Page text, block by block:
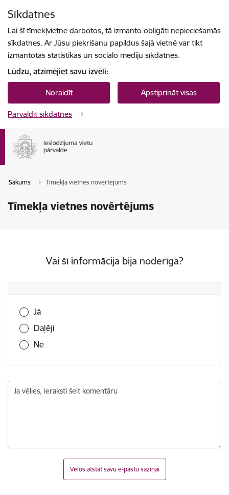
Sīkdatnes
Lai šī tīmekļvietne darbotos, tā izmanto obligāti nepieciešamās
sīkdatnes. Ar Jūsu piekrišanu papildus šajā vietnē var tikt
izmantotas statistikas un sociālo mediju sīkdatnes.
Lūdzu, atzīmējiet savu izvēli:
Noraidīt Apstiprināt visas
Pārvaldīt sīkdatnes
Sākums Tīmekļa vietnes novērtējums
Tīmekļa vietnes novērtējums
Vai šī informācija bija noderīga?
Vai šī informācija bija noderīga?
Jā
Daļēji
Nē
Ja vēlies, ieraksti šeit komentāru
Vēlos atstāt savu e-pastu saziņai